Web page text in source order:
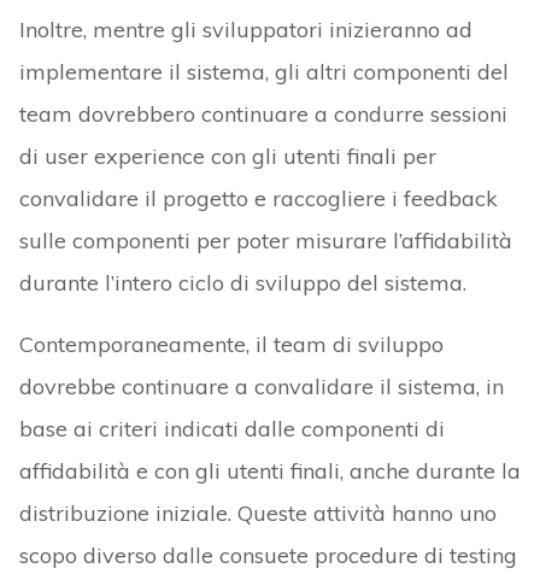
Inoltre, mentre gli sviluppatori inizieranno ad
implementare il sistema, gli altri componenti del
team dovrebbero continuare a condurre sessioni
di user experience con gli utenti finali per
convalidare il progetto e raccogliere i feedback
sulle componenti per poter misurare l’affidabilità
durante l’intero ciclo di sviluppo del sistema.
Contemporaneamente, il team di sviluppo
dovrebbe continuare a convalidare il sistema, in
base ai criteri indicati dalle componenti di
affidabilità e con gli utenti finali, anche durante la
distribuzione iniziale. Queste attività hanno uno
scopo diverso dalle consuete procedure di testing